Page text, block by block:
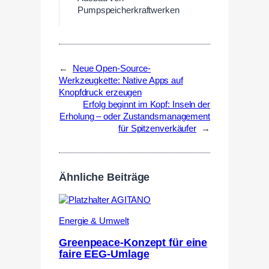
Pumpspeicherkraftwerken
←
Neue Open-Source-
Werkzeugkette: Native Apps auf
Knopfdruck erzeugen
Erfolg beginnt im Kopf: Inseln der
Erholung – oder Zustandsmanagement
für Spitzenverkäufer
→
Ähnliche Beiträge
Energie & Umwelt
Greenpeace-Konzept für eine
faire EEG-Umlage